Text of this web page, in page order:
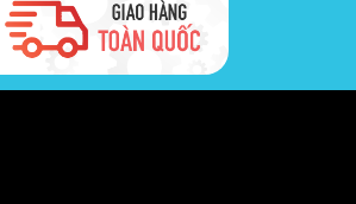
khẩu trực tiếp, đáp ứng